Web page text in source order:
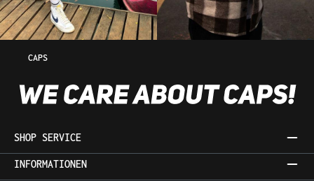
CAPS
SHOP SERVICE
INFORMATIONEN